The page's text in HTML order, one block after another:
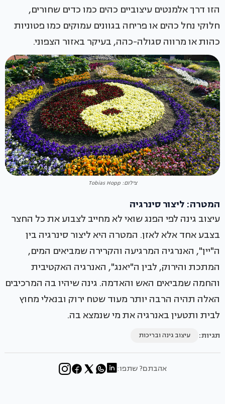
הזו דרך אלמנטים עיצוביים כהים כמו כדים שחורים,
חלוקי נחל כהים או פריחה בגוונים עמוקים כמו פטוניות
כהות או מרווה סגולה-כהה, בעיקר באזור הצפוני.
צילום: Tobias Hopp
המטרה: ליצור סינרגיה
עיצוב גינה לפי הפנג שואי לא מחייב לצבוע את כל החצר
בצבע אחד אלא לאזן. המטרה היא ליצור סינרגיה בין
ה"יין", האנרגיה המרגיעה והקרירה שמביאים המים,
המתכת והירוק, לבין ה"יאנג", האנרגיה האקטיבית
והחמה שמביאים האש והאדמה. גינה שיהיו בה המרכיבים
האלה תהיה הרבה יותר מעוד שטח ירוק ובנאלי מחוץ
לבית ותטעין באנרגיה את מי שנמצא בה.
תגיות: עיצוב גינה ובריכות
אהבתם? שתפו: